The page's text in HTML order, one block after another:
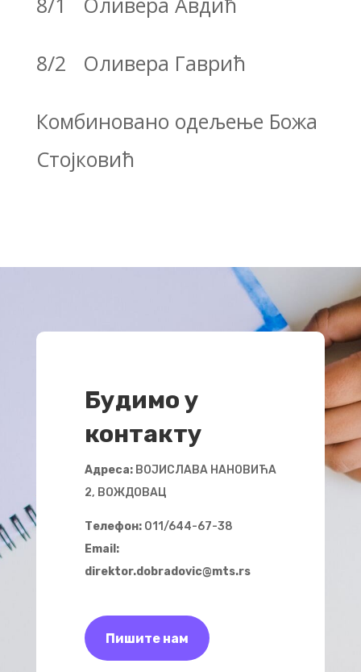
8/2 Оливера Гаврић
Комбиновано одељење Божа
Стојковић
Будимо у
контакту
Адреса: ВОЈИСЛАВА НАНОВИЋА
2, ВОЖДОВАЦ
Телефон: 011/644-67-38
Email:
direktor.dobradovic@mts.rs
Пишите нам